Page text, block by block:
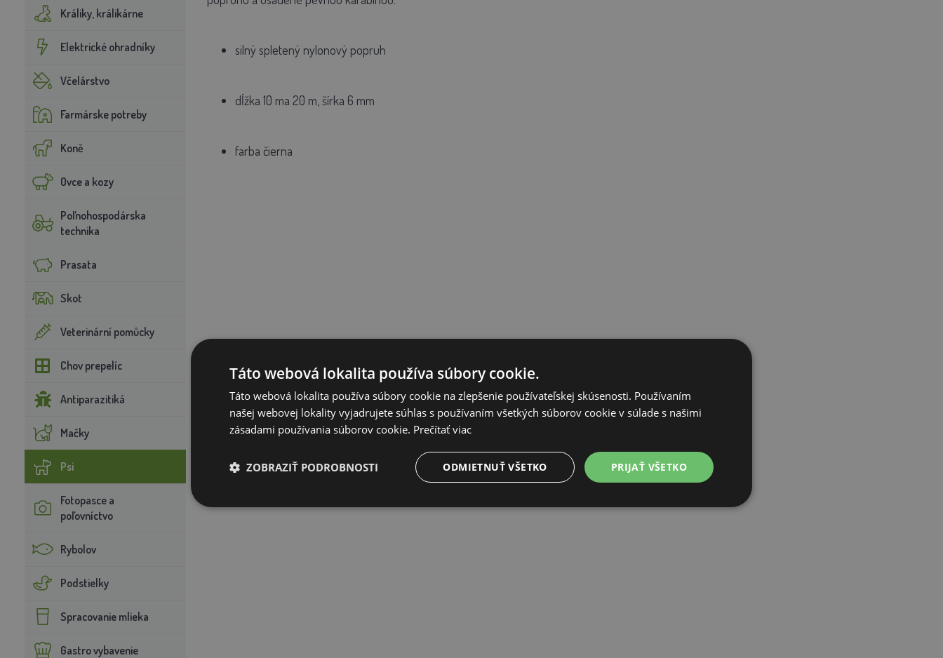
Králiky, králikárne
Elektrické ohradníky
Včelárstvo
Farmárske potreby
Koně
Ovce a kozy
Poľnohospodárska
technika
Prasata
Skot
Veterinární pomůcky
Chov prepelíc
Antiparazitiká
Mačky
Psi
Fotopasce a
poľovníctvo
Rybolov
Podstielky
Spracovanie mlieka
Gastro vybavenie
silný spletený nylonový popruh
dĺžka 10 ma 20 m, šírka 6 mm
farba čierna
Táto webová lokalita používa súbory cookie.
Táto webová lokalita používa súbory cookie na zlepšenie používateľskej skúsenosti. Používaním
našej webovej lokality vyjadrujete súhlas s používaním všetkých súborov cookie v súlade s našimi
zásadami používania súborov cookie. Prečítať viac
PRIJAŤ VŠETKO
ODMIETNUŤ VŠETKO
ZOBRAZIŤ PODROBNOSTI